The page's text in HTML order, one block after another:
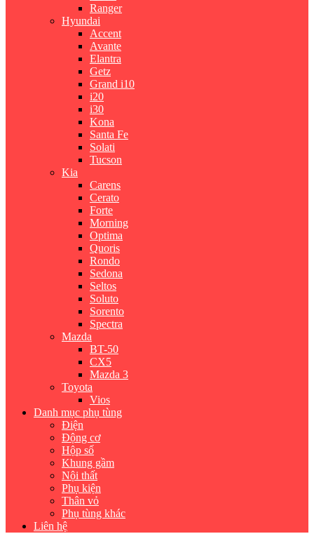
Ranger
Hyundai
Accent
Avante
Elantra
Getz
Grand i10
i20
i30
Kona
Santa Fe
Solati
Tucson
Kia
Carens
Cerato
Forte
Morning
Optima
Quoris
Rondo
Sedona
Seltos
Soluto
Sorento
Spectra
Mazda
BT-50
CX5
Mazda 3
Toyota
Vios
Danh mục phụ tùng
Điện
Động cơ
Hộp số
Khung gầm
Nội thất
Phụ kiện
Thân vỏ
Phụ tùng khác
Liên hệ